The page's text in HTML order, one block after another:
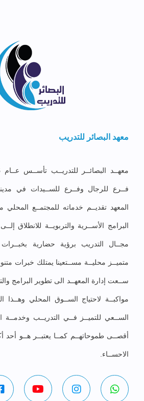
معهد البصائر للتدريب
فــرع للرجال وفــرع للســيدات في
المعهد تقديــم خدماته للمجتمــع المحلي
البرامج الأســرية والتربويــة للانطلاق
مجــال التدريب برؤية حضارية
متميــز محليــة مســتعينا يمتلك خبرات
ســعت إدارة المعهــد الى تطوير البرامج
مواكبــة لاحتياج الســوق المحلي
الســعي للتميــز فــي التدريــب وخدمــة
أقصــى طموحاتهــم كمــا يعتبــر هــو أحد
الاحســاء.